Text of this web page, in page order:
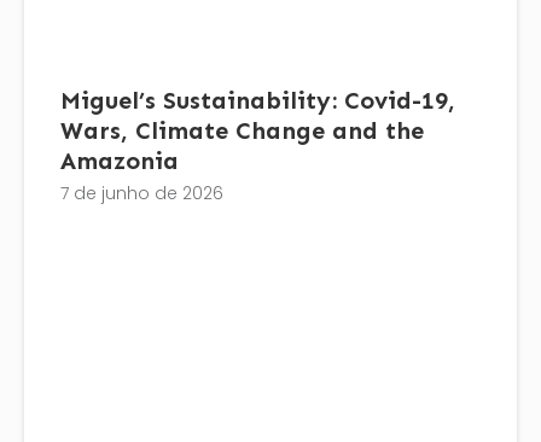
Miguel’s Sustainability: Covid-19,
Wars, Climate Change and the
Amazonia
7 de junho de 2026